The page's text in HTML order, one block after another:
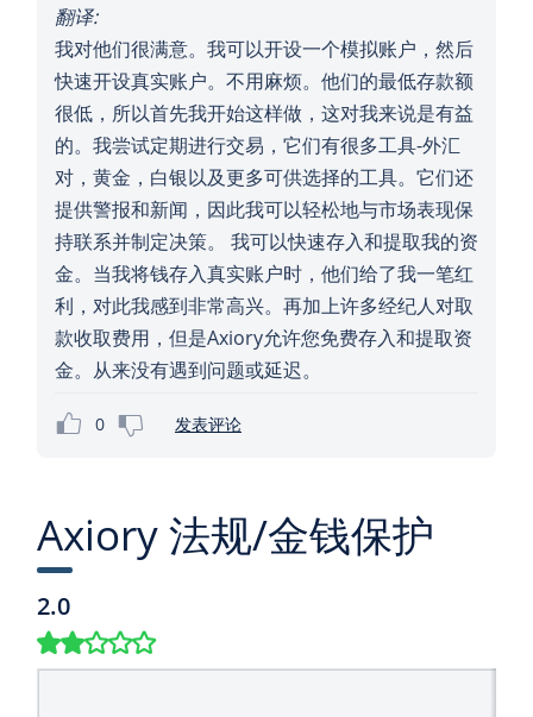
翻译:
我对他们很满意。我可以开设一个模拟账户，然后
快速开设真实账户。不用麻烦。他们的最低存款额
很低，所以首先我开始这样做，这对我来说是有益
的。我尝试定期进行交易，它们有很多工具-外汇
对，黄金，白银以及更多可供选择的工具。它们还
提供警报和新闻，因此我可以轻松地与市场表现保
持联系并制定决策。 我可以快速存入和提取我的资
金。当我将钱存入真实账户时，他们给了我一笔红
利，对此我感到非常高兴。再加上许多经纪人对取
款收取费用，但是Axiory允许您免费存入和提取资
金。从来没有遇到问题或延迟。
0 发表评论
Axiory 法规/金钱保护
2.0